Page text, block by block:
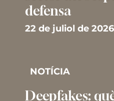
defensa
22 de juliol de 2026
NOTÍCIA
Deepfakes: